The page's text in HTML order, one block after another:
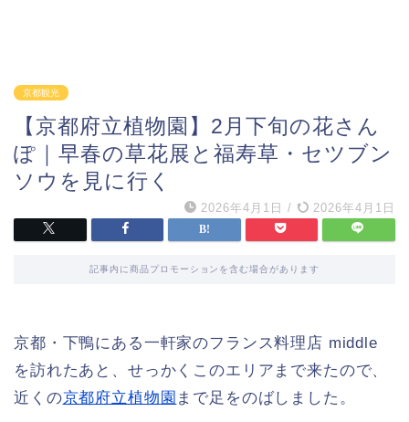
京都観光
【京都府立植物園】2月下旬の花さん
ぽ｜早春の草花展と福寿草・セツブン
ソウを見に行く
2026年4月1日 / 2026年4月1日
記事内に商品プロモーションを含む場合があります
京都・下鴨にある一軒家のフランス料理店 middle
を訪れたあと、せっかくこのエリアまで来たので、
近くの京都府立植物園 まで足をのばしました。